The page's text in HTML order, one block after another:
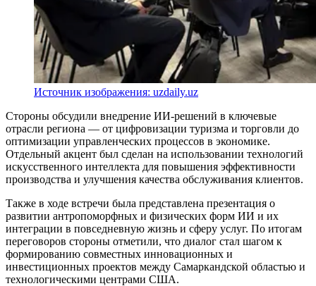
Источник изображения: uzdaily.uz
Стороны обсудили внедрение ИИ-решений в ключевые
отрасли региона — от цифровизации туризма и торговли до
оптимизации управленческих процессов в экономике.
Отдельный акцент был сделан на использовании технологий
искусственного интеллекта для повышения эффективности
производства и улучшения качества обслуживания клиентов.
Также в ходе встречи была представлена презентация о
развитии антропоморфных и физических форм ИИ и их
интеграции в повседневную жизнь и сферу услуг. По итогам
переговоров стороны отметили, что диалог стал шагом к
формированию совместных инновационных и
инвестиционных проектов между Самаркандской областью и
технологическими центрами США.